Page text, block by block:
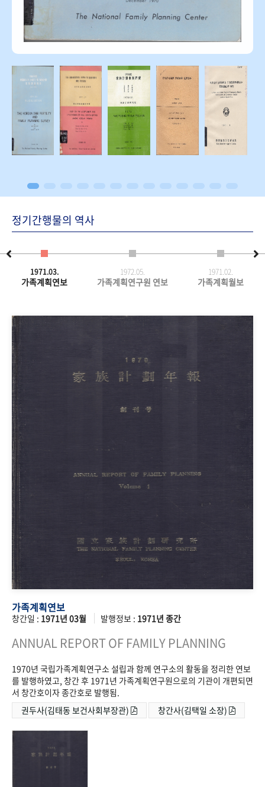
정기간행물의 역사
1971.03.
가족계획연보
1972.05.
가족계획연구원 연보
1971.02.
가족계획월보
가족계획연보
창간일 : 1971년 03월 발행정보 : 1971년 종간
ANNUAL REPORT OF FAMILY PLANNING
1970년 국립가족계획연구소 설립과 함께 연구소의 활동을 정리한 연보
를 발행하였고, 창간 후 1971년 가족계획연구원으로의 기관이 개편되면
서 창간호이자 종간호로 발행됨.
권두사(김태동 보건사회부장관)
창간사(김택일 소장)